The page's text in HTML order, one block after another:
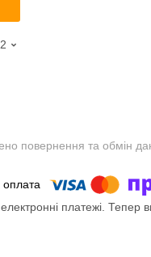
повернення та обмін
електронні платежі.